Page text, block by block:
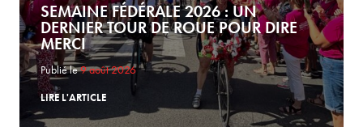
SEMAINE FÉDÉRALE 2026 : UN
DERNIER TOUR DE ROUE POUR DIRE
MERCI
Publié le9 août 2026
LIRE L'ARTICLE